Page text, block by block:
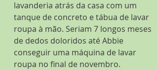
lavanderia atrás da casa com um
tanque de concreto e tábua de lavar
roupa à mão. Seriam 7 longos meses
de dedos doloridos até Abbie
conseguir uma máquina de lavar
roupa no final de novembro.